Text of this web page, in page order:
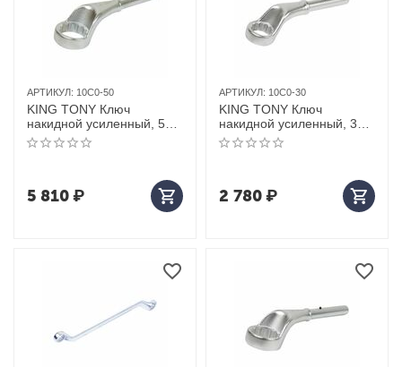
АРТИКУЛ: 10C0-50
KING TONY Ключ
накидной усиленный, 50
мм
5 810₽
АРТИКУЛ: 10C0-30
KING TONY Ключ
накидной усиленный, 30
мм
2 780₽